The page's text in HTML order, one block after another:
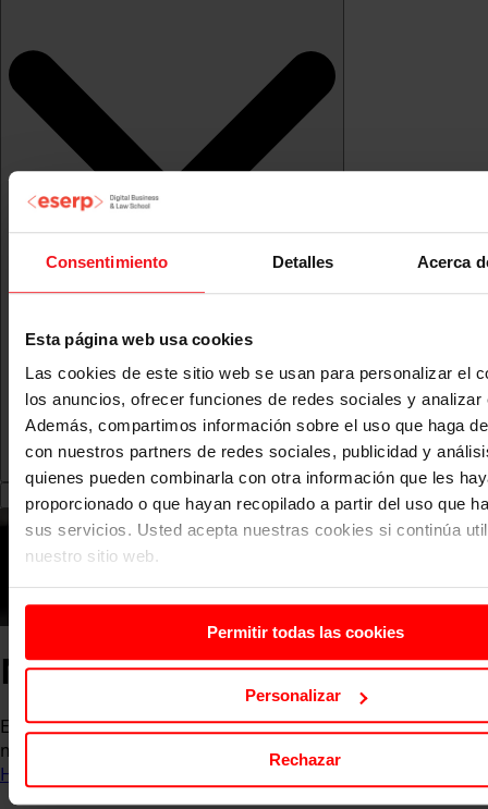
Consentimiento Detalles Acerca
Esta página web usa cookies
Las cookies de este sitio web se usan para personalizar el
los anuncios, ofrecer funciones de redes sociales y analizar
Además, compartimos información sobre el uso que haga
con nuestros partners de redes sociales, publicidad y
quienes pueden combinarla con otra información que les
proporcionado o que hayan recopilado a partir del uso que
sus servicios. Usted acepta nuestras cookies si continúa
nuestro sitio web.
Permitir todas las cookies
Personalizar
Rechazar
Noticias ESERP
Entérate de las últimas novedades, eventos y logros que
marcan el pulso de la comunidad ESERP.
Home